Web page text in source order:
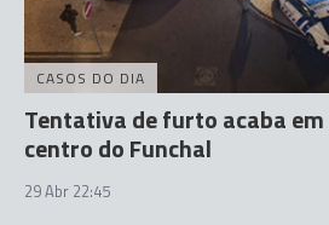
CASOS DO DIA
Tentativa de furto acaba
centro do Funchal
29 Abr 22:45